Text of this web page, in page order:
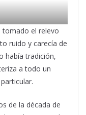
tomado el relevo
ruido y carecía de
había tradición,
a todo un
de la década de